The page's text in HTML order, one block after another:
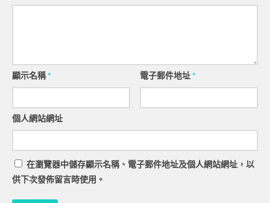
顯示名稱* 電子郵件地址*
個人網站網址
在瀏覽器中儲存顯示名稱、電子郵件地址及個人網站網址，以
供下次發佈留言時使用。